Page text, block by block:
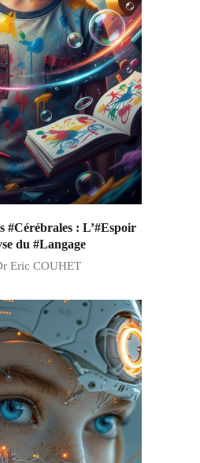
#Cérébrales : L’#Espoir
du #Langage
Eric COUHET